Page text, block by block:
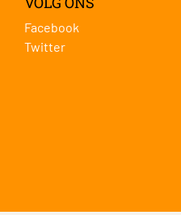
Facebook
Twitter